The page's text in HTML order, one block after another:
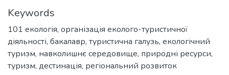
Keywords
101 екологія, організація еколого-туристичної
діяльності, бакалавр, туристична галузь, екологічний
туризм, навколишнє середовище, природні ресурси,
туризм, дестинація, регіональний розвиток